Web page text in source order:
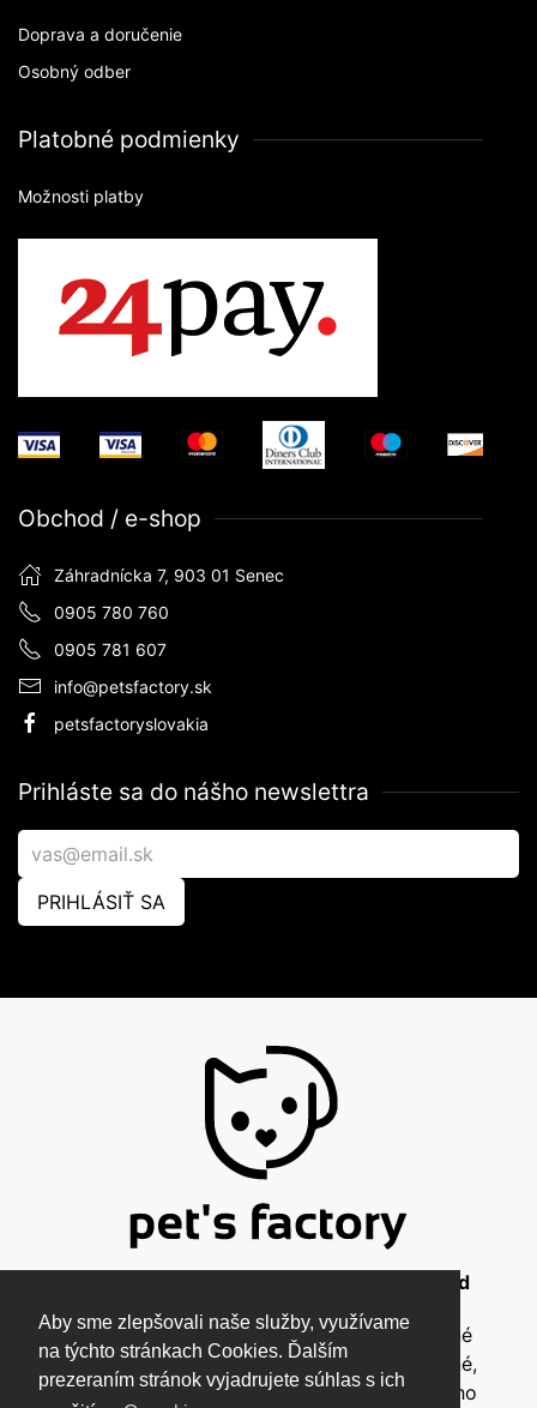
Aby sme zlepšovali naše služby, využívame
na týchto stránkach Cookies. Ďalším
prezeraním stránok vyjadrujete súhlas s ich
Doprava a doručenie
Osobný odber
Platobné podmienky
Možnosti platby
Obchod / e-shop
Záhradnícka 7, 903 01 Senec
0905 780 760
0905 781 607
info@petsfactory.sk
petsfactoryslovakia
Prihláste sa do nášho newslettra
PRIHLÁSIŤ SA
© 2026 Pet's Factory - All Rights Reserved
Táto stránka a všetky jej súčasti sú chránené
autorským zákonom a nesmú byť kopírované,
rozmnožované ani inak šírené bez písomného